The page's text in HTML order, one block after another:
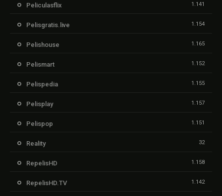
Peliculasflix 1.141
Pelisgratis.live 1.154
Pelishouse 1.165
Pelismart 1.152
Pelispedia 1.155
Pelisplay 1.157
Pelispop 1.151
Reality 32
RepelisHD 1.158
RepelisHD.TV 1.142